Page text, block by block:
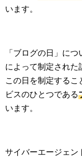
います。
「ブログの日」に
によって制定された
この日を制定する
ビスのひとつである
います。
サイバーエージェン